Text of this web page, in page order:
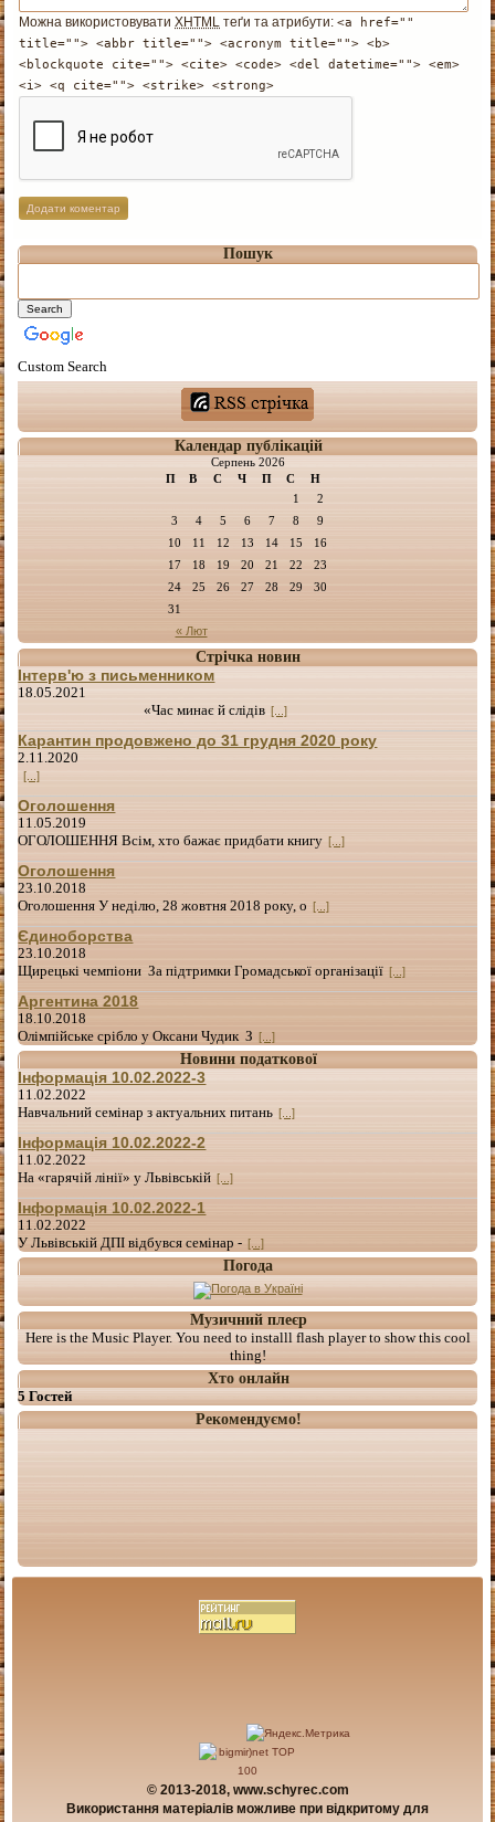
Можна використовуватиXHTML теґи та атрибути:<a href=""
title=""> <abbr title=""> <acronym title=""> <b>
<blockquote cite=""> <cite> <code> <del datetime=""> <em>
<i> <q cite=""> <strike> <strong>
Пошук
Custom Search
Календар публікацій
Серпень 2026
П
В С Ч П С Н
« Лют
1
2
3
4 5 6 7 8
9
10
11 12 13 14 15
16
17
18 19 20 21 22
23
24
25 26 27 28 29
30
31
Стрічка новин
Інтерв'ю з письменником
18.05.2021
«Час минає й слідів [...]
Карантин продовжено до 31 грудня 2020 року
2.11.2020
[...]
Оголошення
11.05.2019
ОГОЛОШЕННЯ Всім, хто бажає придбати книгу [...]
Оголошення
23.10.2018
Оголошення У неділю, 28 жовтня 2018 року, о [...]
Єдиноборства
23.10.2018
Щирецькі чемпіони За підтримки Громадської організації [...]
Аргентина 2018
18.10.2018
Олімпійське срібло у Оксани Чудик З [...]
Новини податкової
Інформація 10.02.2022-3
11.02.2022
Навчальний семінар з актуальних питань [...]
Інформація 10.02.2022-2
11.02.2022
На «гарячій лінії» у Львівській [...]
Інформація 10.02.2022-1
11.02.2022
У Львівській ДПІ відбувся семінар - [...]
Погода
Музичний плеєр
Here is the Music Player. You need to installl flash player to show this cool
thing!
Хто онлайн
5 Гостей
Рекомендуємо!
© 2013-2018, www.schyrec.com
Використання матеріалів можливе при відкритому для